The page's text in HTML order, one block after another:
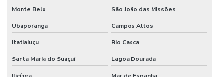
Monte Belo São João das Missões
Ubaporanga Campos Altos
Itatiaiuçu Rio Casca
Santa Maria do Suaçuí Lagoa Dourada